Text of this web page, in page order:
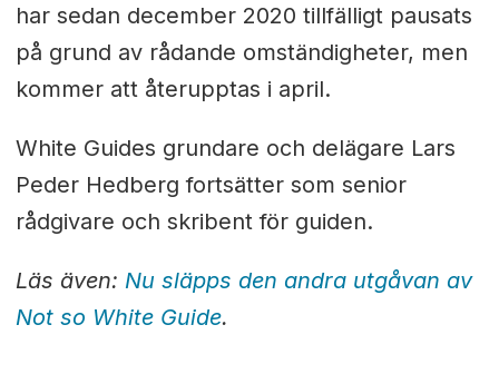
har sedan december 2020 tillfälligt pausats
på grund av rådande omständigheter, men
kommer att återupptas i april.
White Guides grundare och delägare Lars
Peder Hedberg fortsätter som senior
rådgivare och skribent för guiden.
Läs även: Nu släpps den andra utgåvan av
Not so White Guide.